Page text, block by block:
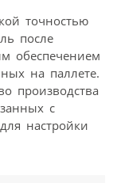
точностью
после
обеспечением
на паллете.
производства
с
настройки